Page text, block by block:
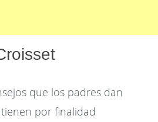
que los padres dan
por finalidad